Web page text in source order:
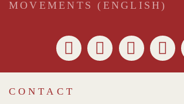
MOVEMENTS (ENGLISH)
CONTACT